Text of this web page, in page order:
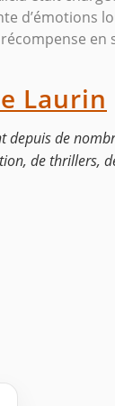
d’émotions
en
Laurin
de
de thrillers,